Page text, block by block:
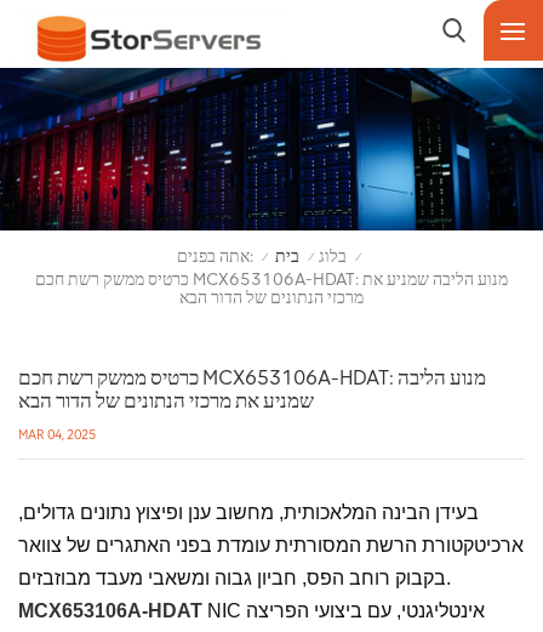
אתה בפנים: / בית / בלוג /
כרטיס ממשק רשת חכם MCX653106A-HDAT: מנוע הליבה שמניע את
מרכזי הנתונים של הדור הבא
כרטיס ממשק רשת חכם MCX653106A-HDAT: מנוע הליבה
שמניע את מרכזי הנתונים של הדור הבא
MAR 04, 2025
בעידן הבינה המלאכותית, מחשוב ענן ופיצוץ נתונים גדולים,
ארכיטקטורת הרשת המסורתית עומדת בפני האתגרים של צוואר
בקבוק רוחב הפס, חביון גבוה ומשאבי מעבד מבוזבזים.
MCX653106A-HDAT NIC אינטליגנטי, עם ביצועי הפריצה